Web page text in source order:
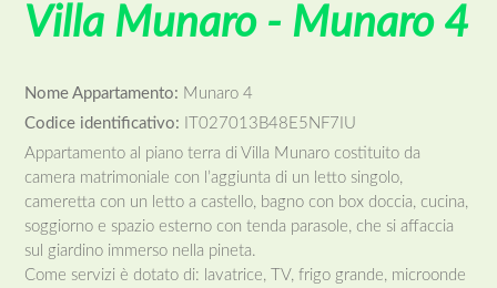
Villa Munaro - Munaro 4
Nome Appartamento: Munaro 4
Codice identificativo: IT027013B48E5NF7IU
Appartamento al piano terra di Villa Munaro costituito da
camera matrimoniale con l’aggiunta di un letto singolo,
cameretta con un letto a castello, bagno con box doccia, cucina,
soggiorno e spazio esterno con tenda parasole, che si affaccia
sul giardino immerso nella pineta.
Come servizi è dotato di: lavatrice, TV, frigo grande, microonde